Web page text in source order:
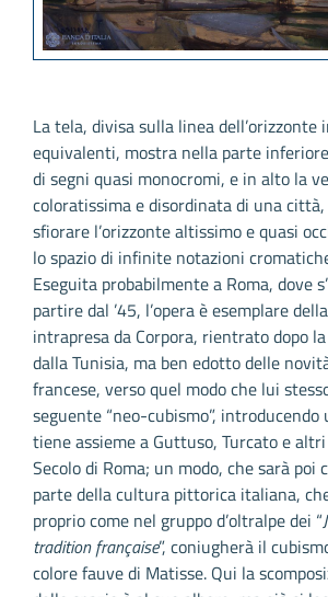
La tela, divisa sulla linea dell’orizzonte
equivalenti, mostra nella parte
di segni quasi monocromi, e in alto la
coloratissima e disordinata di una
sfiorare l’orizzonte altissimo e quasi
lo spazio di infinite notazioni
Eseguita probabilmente a Roma, dove
partire dal ’45, l’opera è esemplare
intrapresa da Corpora, rientrato dopo
dalla Tunisia, ma ben edotto delle
francese, verso quel modo che lui
seguente “neo-cubismo”,
tiene assieme a Guttuso, Turcato e
Secolo di Roma; un modo, che sarà poi
parte della cultura pittorica italiana,
proprio come nel gruppo d’oltralpe dei “
tradition française”, coniugherà il
colore fauve di Matisse. Qui la